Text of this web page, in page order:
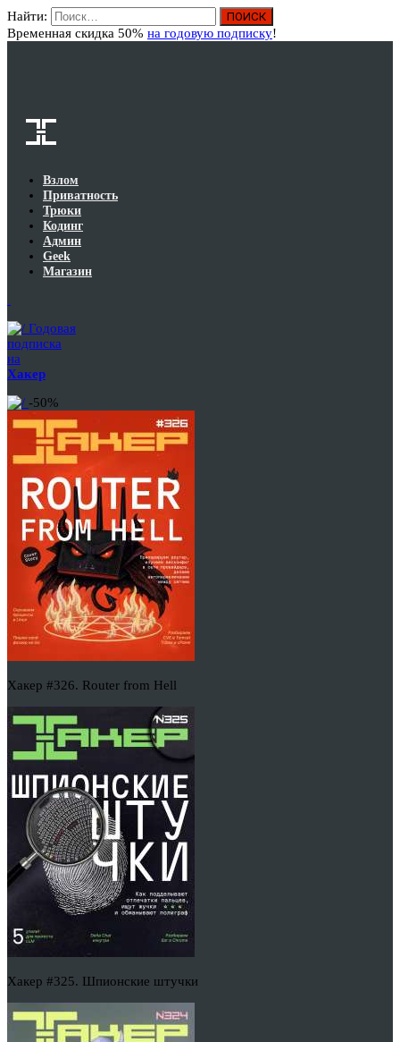
Найти:
Временная скидка 50% на годовую подписку!
Взлом
Приватность
Трюки
Кодинг
Админ
Geek
Магазин
Годовая
подписка
на
Хакер
-50%
Хакер #326. Router from Hell
Хакер #325. Шпионские штучки